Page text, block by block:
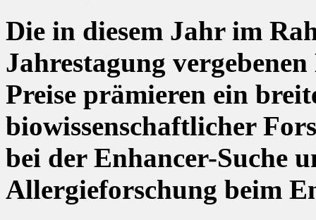
Die in diesem Jahr im
Jahrestagung
Preise prämieren ein
biowissenschaftlicher
bei der Enhancer-Suche
Allergieforschung beim